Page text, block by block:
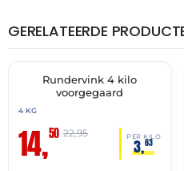
GERELATEERDE
🔥 OP=OP
THT:
12-
Rundervink 4 kilo
voorgegaard
4 KG
14,50 PER KILO
3,63
22,95